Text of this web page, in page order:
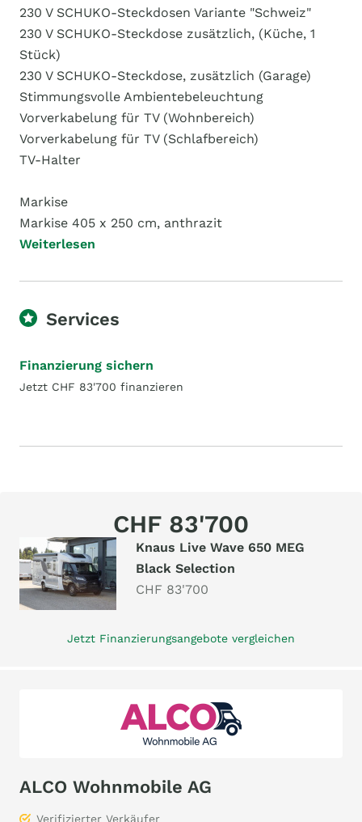
230 V SCHUKO-Steckdosen Variante "Schweiz"
230 V SCHUKO-Steckdose zusätzlich, (Küche, 1
Stück)
230 V SCHUKO-Steckdose, zusätzlich (Garage)
Stimmungsvolle Ambientebeleuchtung
Vorverkabelung für TV (Wohnbereich)
Vorverkabelung für TV (Schlafbereich)
TV-Halter
Markise
Markise 405 x 250 cm, anthrazit
Weiterlesen
Services
Finanzierung sichern
Jetzt CHF 83'700 finanzieren
CHF 83'700
Knaus Live Wave 650 MEG
Black Selection
CHF 83'700
Jetzt Finanzierungsangebote vergleichen
ALCO Wohnmobile AG
Verifizierter Verkäufer